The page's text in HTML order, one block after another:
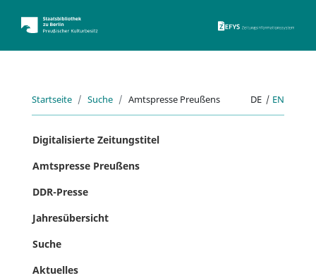
Startseite Suche Amtspresse Preußens DE | EN
Digitalisierte Zeitungstitel
Amtspresse Preußens
DDR-Presse
Jahresübersicht
Suche
Aktuelles